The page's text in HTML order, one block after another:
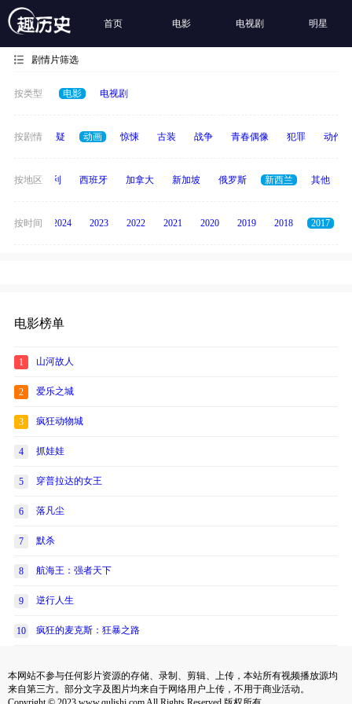
首页 电影 电视剧 明星
剧情片筛选
按类型 电影 电视剧
按剧情
家庭 悬疑 动画 惊悚 古装 战争 青春偶像 犯罪 动作
按地区
度 意大利 西班牙 加拿大 新加坡 俄罗斯 新西兰 其他
按时间
2025 2024 2023 2022 2021 2020 2019 2018 2017
电影榜单
1 山河故人
2 爱乐之城
3 疯狂动物城
4 抓娃娃
5 穿普拉达的女王
6 落凡尘
7 默杀
8 航海王：强者天下
9 逆行人生
10 疯狂的麦克斯：狂暴之路
本网站不参与任何影片资源的存储、录制、剪辑、上传，本站所有视频播放源均
来自第三方。部分文字及图片均来自于网络用户上传，不用于商业活动。